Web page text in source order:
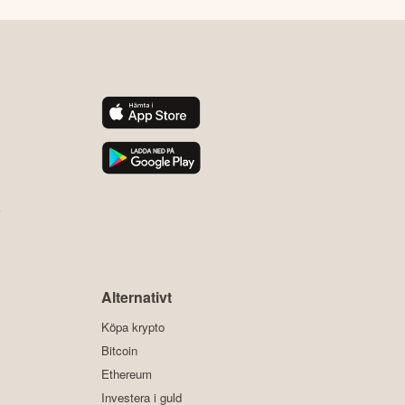
Alternativt
Köpa krypto
Bitcoin
Ethereum
Investera i guld